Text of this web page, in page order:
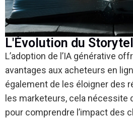
L'Évolution du
L’adoption de l’IA générative
avantages aux acheteurs en
également de les éloigner des
les marketeurs, cela nécessite
pour comprendre l’impact des